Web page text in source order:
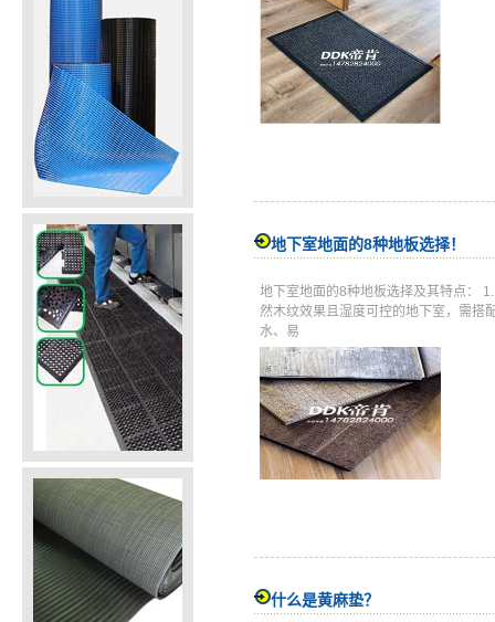
地下室地面的8种地板选择！
地下室地面的8种地板选择及其特点：
然木纹效果且湿度可控的地下室，需搭
水、易
什么是黄麻垫？